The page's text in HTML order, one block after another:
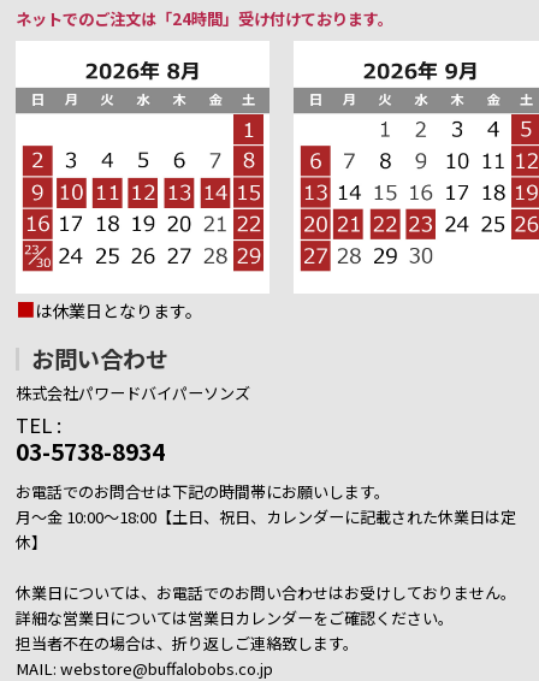
ネットでのご注文は「24時間」受け付けております。
■は休業日となります。
お問い合わせ
株式会社パワードバイパーソンズ
TEL :
03-5738-8934
お電話でのお問合せは下記の時間帯にお願いします。
月～金 10:00～18:00【土日、祝日、カレンダーに記載された休業日は定
休】
休業日については、お電話でのお問い合わせはお受けしておりません。
詳細な営業日については営業日カレンダーをご確認ください。
担当者不在の場合は、折り返しご連絡致します。
MAIL: webstore@buffalobobs.co.jp